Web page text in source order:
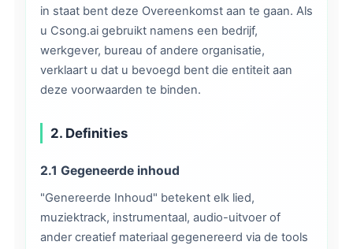
in staat bent deze Overeenkomst aan te gaan. Als
u Csong.ai gebruikt namens een bedrijf,
werkgever, bureau of andere organisatie,
verklaart u dat u bevoegd bent die entiteit aan
deze voorwaarden te binden.
2. Definities
2.1 Gegeneerde inhoud
"Genereerde Inhoud" betekent elk lied,
muziektrack, instrumentaal, audio-uitvoer of
ander creatief materiaal gegenereerd via de tools